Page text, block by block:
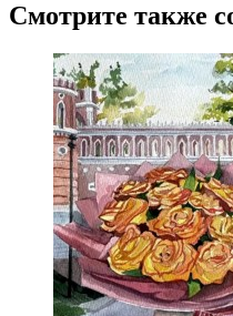
Смотрите также